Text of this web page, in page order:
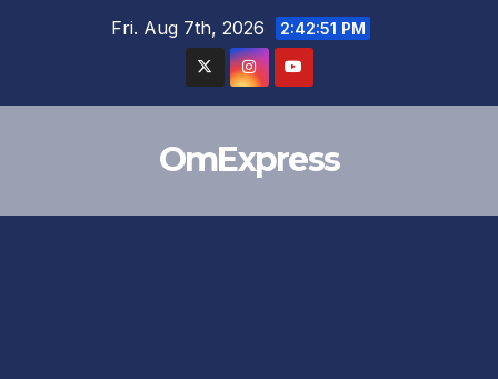
Fri. Aug 7th, 2026 2:42:52 PM
OmExpress